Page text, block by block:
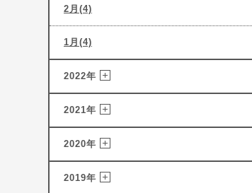
2月(4)
1月(4)
2022年
2021年
2020年
2019年